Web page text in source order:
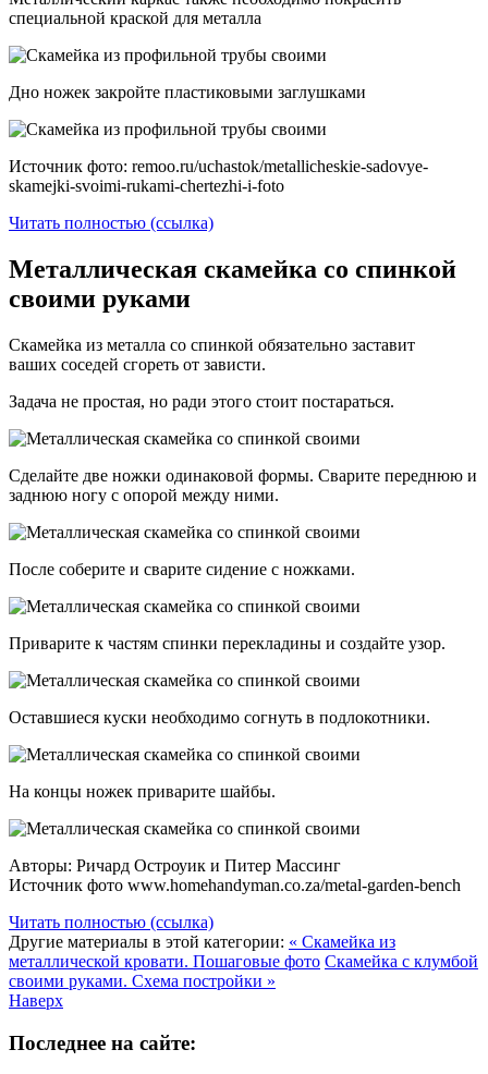
специальной краской для металла
Дно ножек закройте пластиковыми заглушками
Источник фото: remoo.ru/uchastok/metallicheskie-sadovye-
skamejki-svoimi-rukami-chertezhi-i-foto
Читать полностью (ссылка)
Металлическая скамейка со спинкой
своими руками
Скамейка из металла со спинкой обязательно заставит
ваших соседей сгореть от зависти.
Задача не простая, но ради этого стоит постараться.
Сделайте две ножки одинаковой формы. Сварите переднюю и
заднюю ногу с опорой между ними.
После соберите и сварите сидение с ножками.
Приварите к частям спинки перекладины и создайте узор.
Оставшиеся куски необходимо согнуть в подлокотники.
На концы ножек приварите шайбы.
Авторы: Ричард Остроуик и Питер Массинг
Источник фото www.homehandyman.co.za/metal-garden-bench
Читать полностью (ссылка)
Другие материалы в этой категории: « Скамейка из
металлической кровати. Пошаговые фото Скамейка с клумбой
своими руками. Схема постройки »
Наверх
Последнее на сайте: